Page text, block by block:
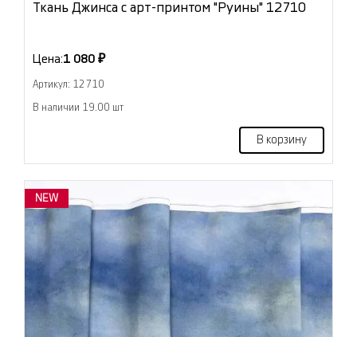
Ткань Джинса с арт-принтом "Руины" 12710
Цена:1 080 ₽
Артикул: 12710
В наличии 19.00 шт
В корзину
NEW